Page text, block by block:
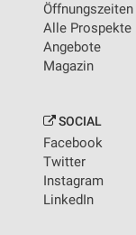
Öffnungszeiten
Alle Prospekte
Angebote
Magazin
SOCIAL
Facebook
Twitter
Instagram
LinkedIn